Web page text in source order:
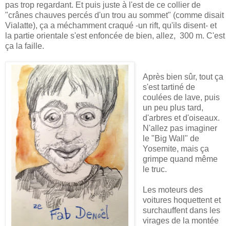
pas trop regardant. Et puis juste à l'est de ce collier de
"crânes chauves percés d'un trou au sommet" (comme disait
Vialatte), ça a méchamment craqué -un rift, qu'ils disent- et
la partie orientale s'est enfoncée de bien, allez, 300 m. C'est
ça la faille.
Après bien sûr, tout ça
s'est tartiné de
coulées de lave, puis
un peu plus tard,
d'arbres et d'oiseaux.
N'allez pas imaginer
le "Big Wall" de
Yosemite, mais ça
grimpe quand même
le truc.
Les moteurs des
voitures hoquettent et
surchauffent dans les
virages de la montée